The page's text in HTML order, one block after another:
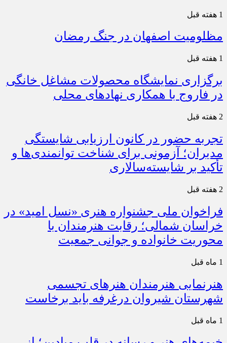
1 هفته قبل
مظلومیت اصفهان در جنگ رمضان
1 هفته قبل
برگزاری نمایشگاه محصولات مشاغل خانگی
در فاروج با همکاری نهادهای محلی
2 هفته قبل
تجربه حضور در کانون ارزیابی شایستگی
مدیران؛ آزمونی برای شناخت توانمندی‌ها و
تأکید بر شایسته‌سالاری
2 هفته قبل
فراخوان ملی جشنواره هنری «نسل امید» در
خراسان شمالی؛ رقابت هنرمندان با
محوریت خانواده و جوانی جمعیت
1 ماه قبل
هنرنمایی هنرمندان هنرهای تجسمی
شهرستان شیروان درغرفه باید برخاست
1 ماه قبل